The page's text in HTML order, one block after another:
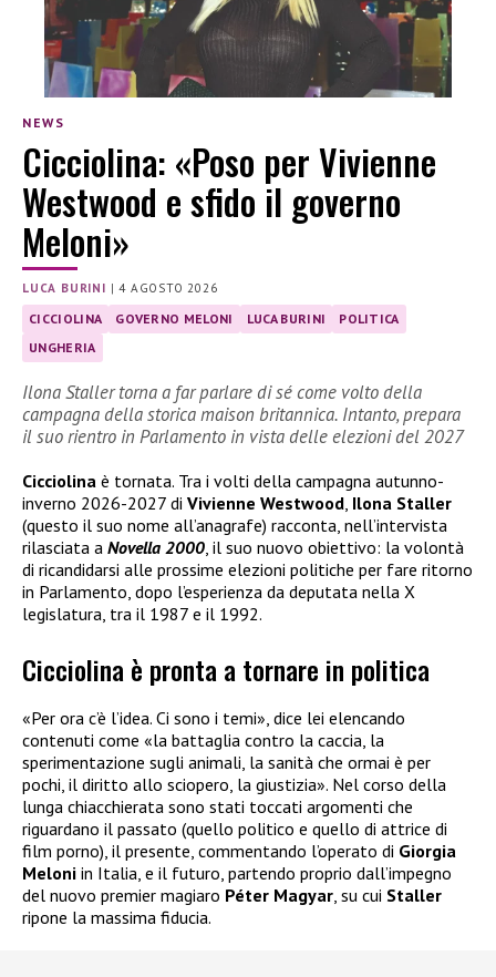
NEWS
Cicciolina: «Poso per Vivienne
Westwood e sfido il governo
Meloni»
LUCA BURINI |4 AGOSTO 2026
CICCIOLINA GOVERNO MELONI LUCA BURINI
POLITICA
UNGHERIA
Ilona Staller torna a far parlare di sé come volto della
campagna della storica maison britannica. Intanto, prepara
il suo rientro in Parlamento in vista delle elezioni del 2027
Cicciolina è tornata. Tra i volti della campagna autunno-
inverno 2026-2027 di Vivienne Westwood Ilona Staller
(questo il suo nome all’anagrafe) racconta, nell’intervista
rilasciata a Novella 2000 , il suo nuovo obiettivo: la volontà
di ricandidarsi alle prossime elezioni politiche per fare ritorno
in Parlamento, dopo l’esperienza da deputata nella X
legislatura, tra il 1987 e il 1992.
Cicciolina è pronta a tornare in politica
«Per ora c’è l’idea. Ci sono i temi», dice lei elencando
contenuti come «la battaglia contro la caccia, la
sperimentazione sugli animali, la sanità che ormai è per
pochi, il diritto allo sciopero, la giustizia». Nel corso della
lunga chiacchierata sono stati toccati argomenti che
riguardano il passato (quello politico e quello di attrice di
film porno), il presente, commentando l’operato di Giorgia
Meloni in Italia, e il futuro, partendo proprio dall’impegno
del nuovo premier magiaro Péter Magyar, su cui Staller
ripone la massima fiducia.